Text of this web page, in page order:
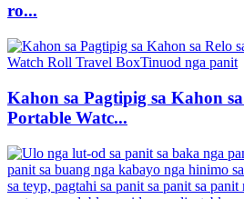
ro...
Kahon sa Pagtipig sa Kahon
Portable Watc...